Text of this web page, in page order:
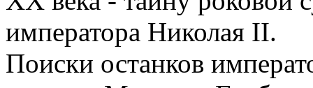
императора Николая II.
Поиски останков